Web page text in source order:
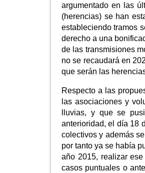
argumentado en las
(herencias) se han
estableciendo tramos
derecho a una
de las transmisiones
no se recaudará en
que serán las
Respecto a las
las asociaciones y
lluvias, y que se
anterioridad, el día 18
colectivos y además
por tanto ya se había
año 2015, realizar
casos puntuales o